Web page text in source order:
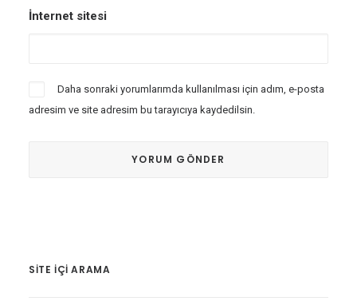
İnternet sitesi
Daha sonraki yorumlarımda kullanılması için adım, e-posta
adresim ve site adresim bu tarayıcıya kaydedilsin.
SITE IÇI ARAMA